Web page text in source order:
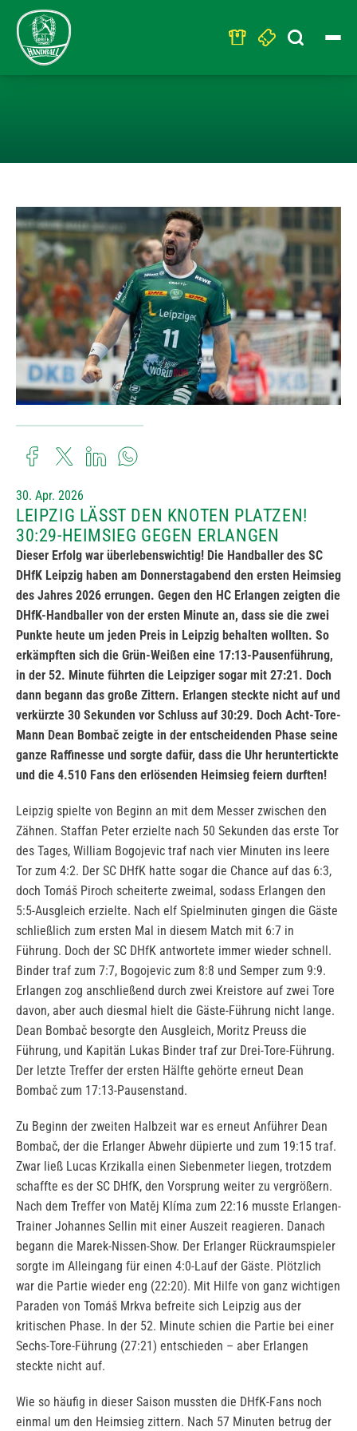
Search
for:
30. Apr. 2026
LEIPZIG LÄSST DEN KNOTEN PLATZEN!
30:29-HEIMSIEG GEGEN ERLANGEN
Dieser Erfolg war überlebenswichtig! Die Handballer des SC
DHfK Leipzig haben am Donnerstagabend den ersten Heimsieg
des Jahres 2026 errungen. Gegen den HC Erlangen zeigten die
DHfK-Handballer von der ersten Minute an, dass sie die zwei
Punkte heute um jeden Preis in Leipzig behalten wollten. So
erkämpften sich die Grün-Weißen eine 17:13-Pausenführung,
in der 52. Minute führten die Leipziger sogar mit 27:21. Doch
dann begann das große Zittern. Erlangen steckte nicht auf und
verkürzte 30 Sekunden vor Schluss auf 30:29. Doch Acht-Tore-
Mann Dean Bombač zeigte in der entscheidenden Phase seine
ganze Raffinesse und sorgte dafür, dass die Uhr heruntertickte
und die 4.510 Fans den erlösenden Heimsieg feiern durften!
Leipzig spielte von Beginn an mit dem Messer zwischen den
Zähnen. Staffan Peter erzielte nach 50 Sekunden das erste Tor
des Tages, William Bogojevic traf nach vier Minuten ins leere
Tor zum 4:2. Der SC DHfK hatte sogar die Chance auf das 6:3,
doch Tomáš Piroch scheiterte zweimal, sodass Erlangen den
5:5-Ausgleich erzielte. Nach elf Spielminuten gingen die Gäste
schließlich zum ersten Mal in diesem Match mit 6:7 in
Führung. Doch der SC DHfK antwortete immer wieder schnell.
Binder traf zum 7:7, Bogojevic zum 8:8 und Semper zum 9:9.
Erlangen zog anschließend durch zwei Kreistore auf zwei Tore
davon, aber auch diesmal hielt die Gäste-Führung nicht lange.
Dean Bombač besorgte den Ausgleich, Moritz Preuss die
Führung, und Kapitän Lukas Binder traf zur Drei-Tore-Führung.
Der letzte Treffer der ersten Hälfte gehörte erneut Dean
Bombač zum 17:13-Pausenstand.
Zu Beginn der zweiten Halbzeit war es erneut Anführer Dean
Bombač, der die Erlanger Abwehr düpierte und zum 19:15 traf.
Zwar ließ Lucas Krzikalla einen Siebenmeter liegen, trotzdem
schaffte es der SC DHfK, den Vorsprung weiter zu vergrößern.
Nach dem Treffer von Matěj Klíma zum 22:16 musste Erlangen-
Trainer Johannes Sellin mit einer Auszeit reagieren. Danach
begann die Marek-Nissen-Show. Der Erlanger Rückraumspieler
sorgte im Alleingang für einen 4:0-Lauf der Gäste. Plötzlich
war die Partie wieder eng (22:20). Mit Hilfe von ganz wichtigen
Paraden von Tomáš Mrkva befreite sich Leipzig aus der
kritischen Phase. In der 52. Minute schien die Partie bei einer
Sechs-Tore-Führung (27:21) entschieden – aber Erlangen
steckte nicht auf.
Wie so häufig in dieser Saison mussten die DHfK-Fans noch
einmal um den Heimsieg zittern. Nach 57 Minuten betrug der